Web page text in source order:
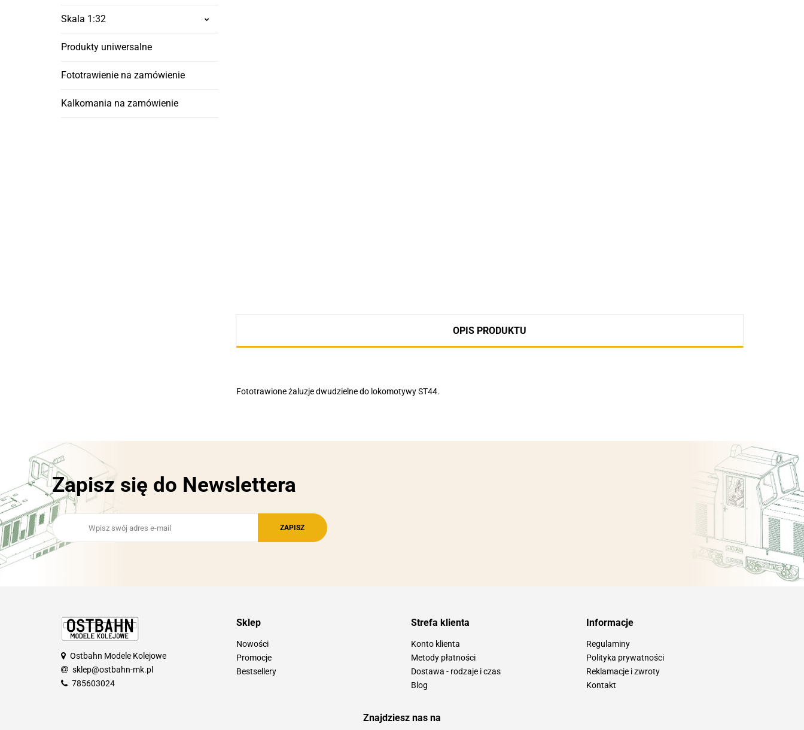
Skala 1:32
Produkty uniwersalne
Fototrawienie na zamówienie
Kalkomania na zamówienie
OPIS PRODUKTU
Fototrawione żaluzje dwudzielne do lokomotywy ST44.
Zapisz się do Newslettera
Ostbahn Modele Kolejowe
sklep@ostbahn-mk.pl
785603024
Sklep
Nowości
Promocje
Bestsellery
Strefa klienta
Konto klienta
Metody płatności
Dostawa - rodzaje i czas
Blog
Informacje
Regulaminy
Polityka prywatności
Reklamacje i zwroty
Kontakt
Znajdziesz nas na